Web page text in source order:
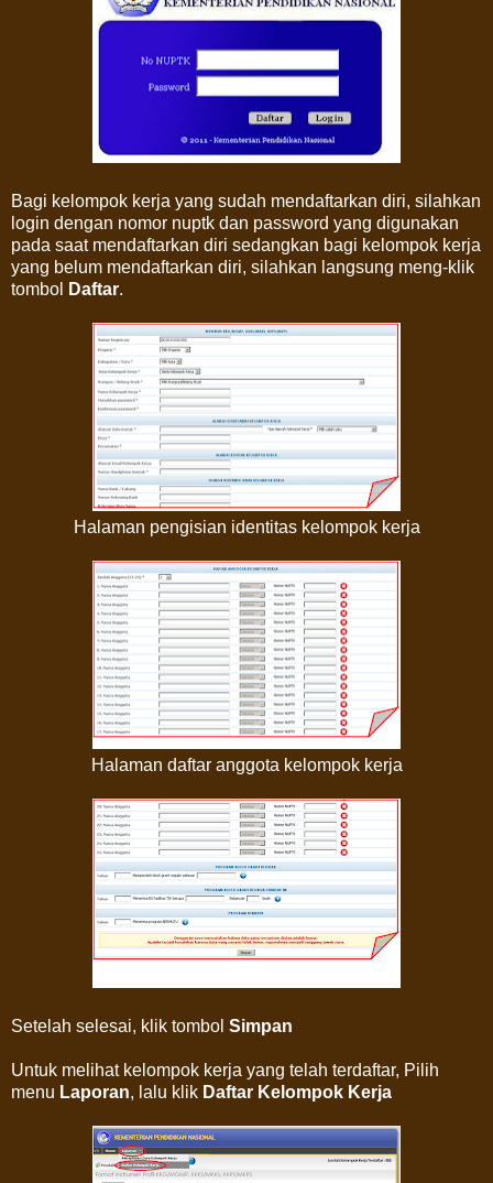
Bagi kelompok kerja yang sudah mendaftarkan diri, silahkan
login dengan nomor nuptk dan password yang digunakan
pada saat mendaftarkan diri sedangkan bagi kelompok kerja
yang belum mendaftarkan diri, silahkan langsung meng-klik
tombol
Daftar.
Halaman pengisian identitas kelompok kerja
Halaman daftar anggota kelompok kerja
Setelah selesai, klik tombol Simpan
Untuk melihat kelompok kerja yang telah terdaftar, Pilih
menu Laporan, lalu klik Daftar Kelompok Kerja